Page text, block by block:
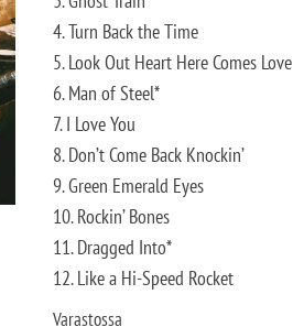
4. Turn Back the Time
5. Look Out Heart Here Comes Love
6. Man of Steel*
7. I Love You
8. Don’t Come Back Knockin’
9. Green Emerald Eyes
10. Rockin’ Bones
11. Dragged Into*
12. Like a Hi-Speed Rocket
Varastossa